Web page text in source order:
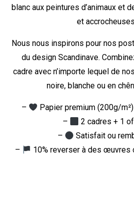
blanc aux peintures d’animaux et
et
Nous nous inspirons pour nos
du design Scandinave.
cadre avec n’importe lequel de
noire, blanche ou en
–
Papier premium (200g/
–
2 cadres + 1
–
Satisfait ou
–
10% reverser à des